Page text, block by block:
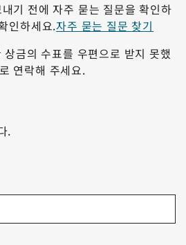
기 전에 자주 묻는 질문을 확인하
인하세요.자주 묻는 질문 찾기
금의 수표를 우편으로 받지 못했
연락해 주세요.
.